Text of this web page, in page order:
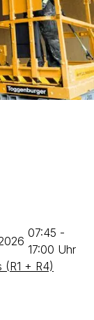
07:45 -
17:00 Uhr
(R1 + R4)